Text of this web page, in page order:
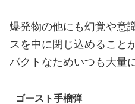
爆発物の他にも幻覚や意
スを中に閉じ込めること
パクトなためいつも大量
ゴースト手榴弾